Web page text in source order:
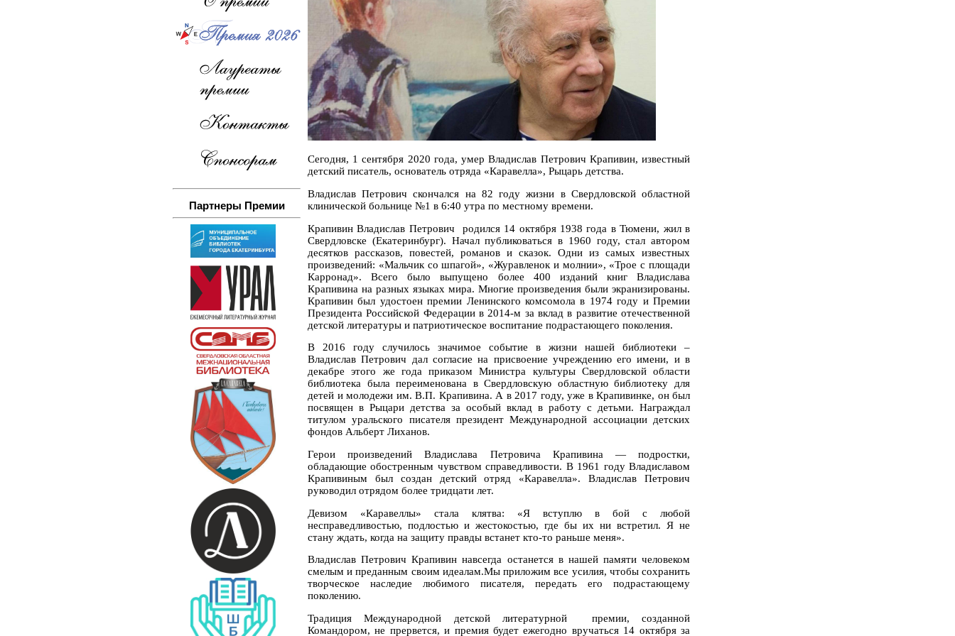
Сегодня, 1 сентября 2020 года, умер Владислав Петрович Крапивин, известный
детский писатель, основатель отряда «Каравелла», Рыцарь детства.
Владислав Петрович скончался на 82 году жизни в Свердловской областной
клинической больнице №1 в 6:40 утра по местному времени.
Крапивин Владислав Петрович родился 14 октября 1938 года в Тюмени, жил в
Свердловске (Екатеринбург). Начал публиковаться в 1960 году, стал автором
десятков рассказов, повестей, романов и сказок. Одни из самых известных
произведений: «Мальчик со шпагой», «Журавленок и молнии», «Трое с площади
Карронад». Всего было выпущено более 400 изданий книг Владислава
Крапивина на разных языках мира. Многие произведения были экранизированы.
Крапивин был удостоен премии Ленинского комсомола в 1974 году и Премии
Президента Российской Федерации в 2014-м за вклад в развитие отечественной
детской литературы и патриотическое воспитание подрастающего поколения.
В 2016 году случилось значимое событие в жизни нашей библиотеки –
Владислав Петрович дал согласие на присвоение учреждению его имени, и в
декабре этого же года приказом Министра культуры Свердловской области
библиотека была переименована в Свердловскую областную библиотеку для
детей и молодежи им. В.П. Крапивина. А в 2017 году, уже в Крапивинке, он был
посвящен в Рыцари детства за особый вклад в работу с детьми. Награждал
титулом уральского писателя президент Международной ассоциации детских
фондов Альберт Лиханов.
Герои произведений Владислава Петровича Крапивина — подростки,
обладающие обостренным чувством справедливости. В 1961 году Владиславом
Крапивиным был создан детский отряд «Каравелла». Владислав Петрович
руководил отрядом более тридцати лет.
Девизом «Каравеллы» стала клятва: «Я вступлю в бой с любой
несправедливостью, подлостью и жестокостью, где бы их ни встретил. Я не
стану ждать, когда на защиту правды встанет кто-то раньше меня».
Владислав Петрович Крапивин навсегда останется в нашей памяти человеком
смелым и преданным своим идеалам.Мы приложим все усилия, чтобы сохранить
творческое наследие любимого писателя, передать его подрастающему
поколению.
Традиция Международной детской литературной премии, созданной
Командором, не прервется, и премия будет ежегодно вручаться 14 октября за
Партнеры Премии